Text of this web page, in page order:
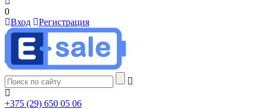
0
Вход
Регистрация
+375 (29) 650 05 06